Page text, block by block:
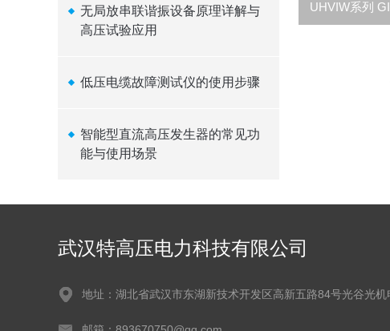
无局放串联谐振设备原理详解与
高压试验应用
低压电缆故障测试仪的使用步骤
智能型直流高压发生器的常见功
能与使用场景
武汉特高压电力科技有限公司
地址：湖北省武汉市东湖新技术开发区高新五路84号光谷光机